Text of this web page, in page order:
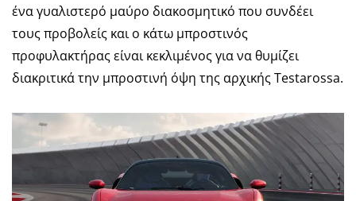
ένα γυαλιστερό μαύρο διακοσμητικό που συνδέει
τους προβολείς και ο κάτω μπροστινός
προφυλακτήρας είναι κεκλιμένος για να θυμίζει
διακριτικά την μπροστινή όψη της αρχικής Testarossa.